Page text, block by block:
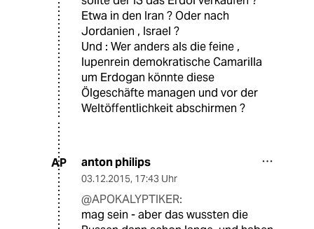
Etwa in den Iran ? Oder nach
Jordanien , Israel ?
Und : Wer anders als die feine ,
lupenrein demokratische Camarilla
um Erdogan könnte diese
Ölgeschäfte managen und vor der
Weltöffentlichkeit abschirmen ?
AP anton philips
03.12.2015, 17:43 Uhr
@APOKALYPTIKER:
mag sein - aber das wussten die